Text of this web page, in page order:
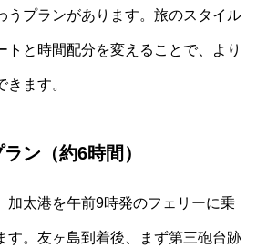
うプランがあります。旅のスタイル
トと時間配分を変えることで、より
ます。
ン（約6時間）
加太港を午前9時発のフェリーに乗
す。友ヶ島到着後、まず第三砲台跡